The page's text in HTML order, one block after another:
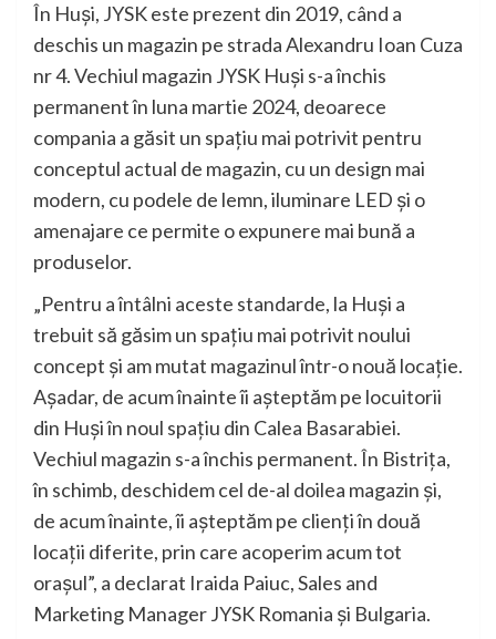
În Huși, JYSK este prezent din 2019, când a
deschis un magazin pe strada Alexandru Ioan Cuza
nr 4. Vechiul magazin JYSK Huși s-a închis
permanent în luna martie 2024, deoarece
compania a găsit un spațiu mai potrivit pentru
conceptul actual de magazin, cu un design mai
modern, cu podele de lemn, iluminare LED și o
amenajare ce permite o expunere mai bună a
produselor.
„Pentru a întâlni aceste standarde, la Huși a
trebuit să găsim un spațiu mai potrivit noului
concept și am mutat magazinul într-o nouă locație.
Așadar, de acum înainte îi așteptăm pe locuitorii
din Huși în noul spațiu din Calea Basarabiei.
Vechiul magazin s-a închis permanent. În Bistrița,
în schimb, deschidem cel de-al doilea magazin și,
de acum înainte, îi așteptăm pe clienți în două
locații diferite, prin care acoperim acum tot
orașul”, a declarat Iraida Paiuc, Sales and
Marketing Manager JYSK Romania și Bulgaria.